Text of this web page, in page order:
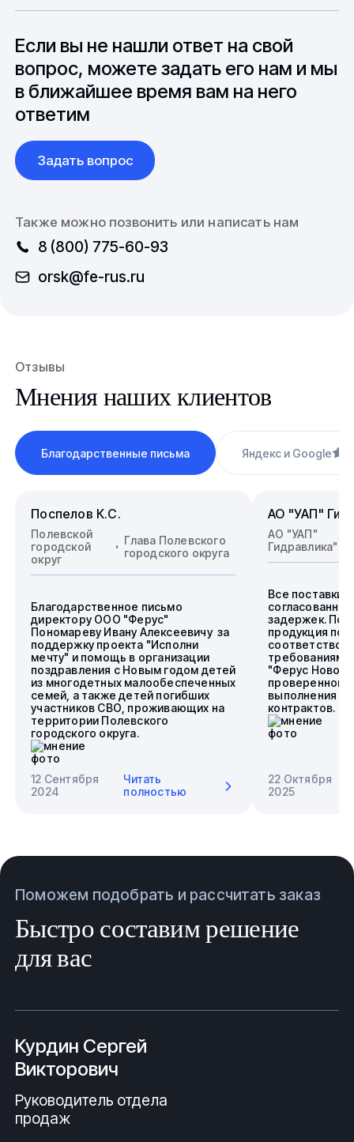
до 6 месяцев производства.
вопросы связанные с документацией и
международной логистикой.
Если вы не нашли ответ на свой
вопрос, можете задать его нам и мы
в ближайшее время вам на него
ответим
Задать вопрос
Также можно позвонить или написать нам
8 (800) 775-60-93
orsk@fe-rus.ru
Отзывы
Мнения наших клиентов
Благодарственные письма Яндекс и Google
Поспелов К.С.
Полевской
городской
округ
Глава Полевского
городского округа
Благодарственное письмо
директору ООО "Ферус"
Пономареву Ивану Алексеевичу за
поддержку проекта "Исполни
мечту" и помощь в организации
поздравления с Новым годом детей
из многодетных малообеспеченных
семей, а также детей погибших
участников СВО, проживающих на
территории Полевского
городского округа.
12 Сентября
2024
Читать
полностью
АО "УАП"
АО "УАП"
Гидравлика"
Все поставки
задержек.
продукция
требованиям.
"Ферус
проверенного
выполнения
контрактов.
22 Октября
2025
Поможем подобрать и рассчитать заказ
Быстро составим решение
для вас
Курдин Сергей
Викторович
Руководитель отдела
продаж